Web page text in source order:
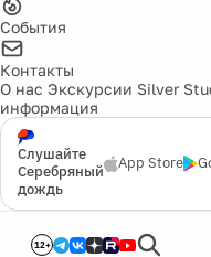
События
Контакты
О нас Экскурсии Silver
информация
Слушайте
Серебряный
дождь
App Store
12+